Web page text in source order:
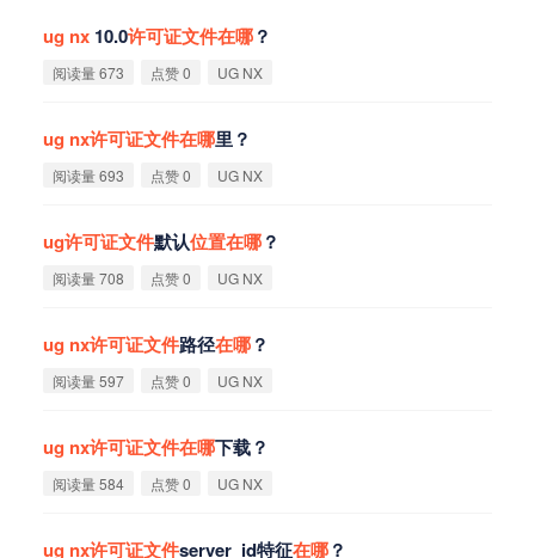
ug nx 10.0许可证文件在哪？
阅读量 673 点赞 0 UG NX
ug nx许可证文件在哪里？
阅读量 693 点赞 0 UG NX
ug许可证文件默认位置在哪？
阅读量 708 点赞 0 UG NX
ug nx许可证文件路径在哪？
阅读量 597 点赞 0 UG NX
ug nx许可证文件在哪下载？
阅读量 584 点赞 0 UG NX
ug nx许可证文件server_id特征在哪？